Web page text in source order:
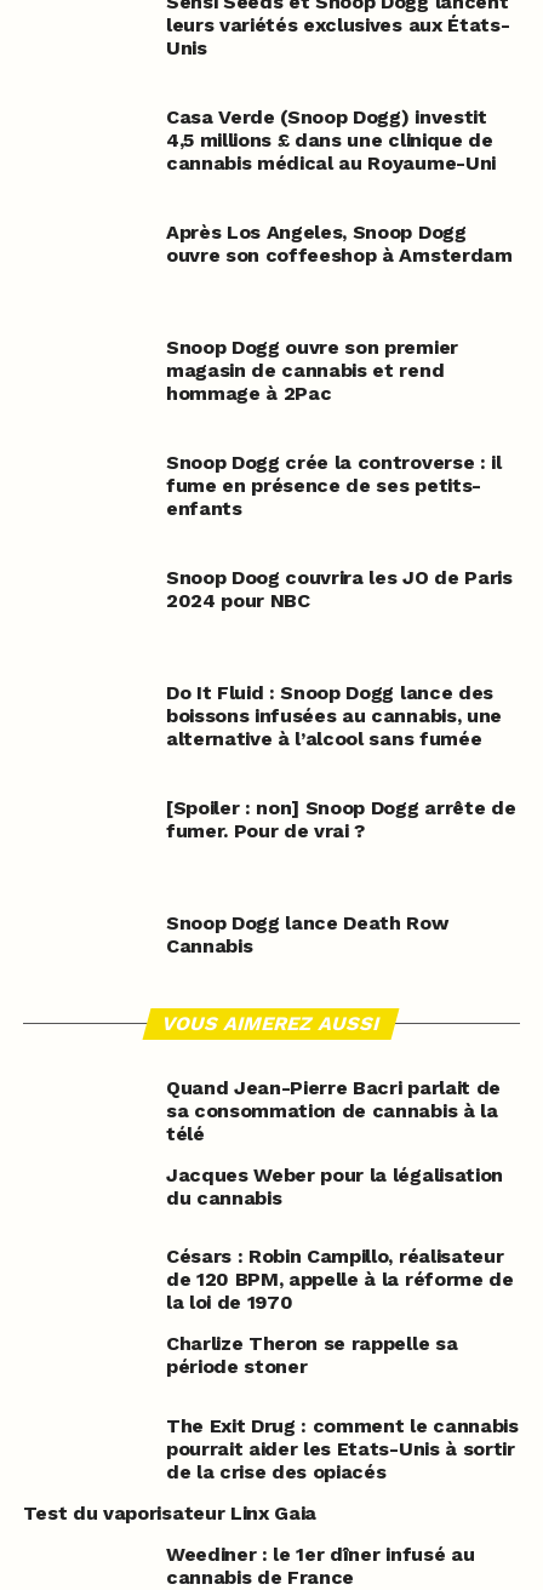
leurs variétés exclusives aux États-
Unis
Casa Verde (Snoop Dogg) investit
4,5 millions £ dans une clinique de
cannabis médical au Royaume-Uni
Après Los Angeles, Snoop Dogg
ouvre son coffeeshop à Amsterdam
Snoop Dogg ouvre son premier
magasin de cannabis et rend
hommage à 2Pac
Snoop Dogg crée la controverse : il
fume en présence de ses petits-
enfants
Snoop Doog couvrira les JO de Paris
2024 pour NBC
Do It Fluid : Snoop Dogg lance des
boissons infusées au cannabis, une
alternative à l’alcool sans fumée
[Spoiler : non] Snoop Dogg arrête de
fumer. Pour de vrai ?
Snoop Dogg lance Death Row
Cannabis
VOUS AIMEREZ AUSSI
Quand Jean-Pierre Bacri parlait de
sa consommation de cannabis à la
télé
Jacques Weber pour la légalisation
du cannabis
Césars : Robin Campillo, réalisateur
de 120 BPM, appelle à la réforme de
la loi de 1970
Charlize Theron se rappelle sa
période stoner
The Exit Drug : comment le cannabis
pourrait aider les Etats-Unis à sortir
de la crise des opiacés
Test du vaporisateur Linx Gaia
Weediner : le 1er dîner infusé au
cannabis de France